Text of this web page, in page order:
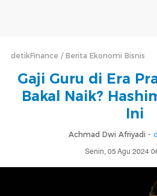
detikFinance Berita Ekonomi Bisnis
Gaji Guru di Era
Bakal Naik?
Ini
Achmad Dwi Afriyadi -
Senin, 05 Agu 2024